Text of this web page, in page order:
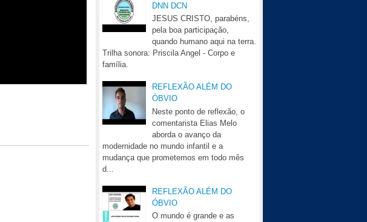
DNN DCN
JESUS CRISTO, parabéns,
pela boa participação,
quando humano aqui na terra.
Trilha sonora: Priscila Angel - Corpo e
família.
REFLEXÃO ALÉM DO
ÓBVIO
Neste ponto de reflexão, o
comentarista Elias Melo
aborda o avanço da
modernidade no mundo infantil e a
mudança que prometemos em todo mês
d...
REFLEXÃO ALÉM DO
ÓBVIO
O mundo é grande e as